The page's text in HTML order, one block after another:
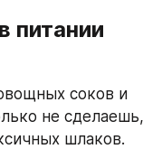
питании
соков и
не сделаешь,
шлаков.